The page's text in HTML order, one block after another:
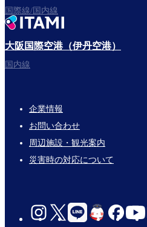
国際線/国内線
大阪国際空港（伊丹空港）
国内線
Footer
Links
企業情報
お問い合わせ
周辺施設・観光案内
災害時の対応について
social-